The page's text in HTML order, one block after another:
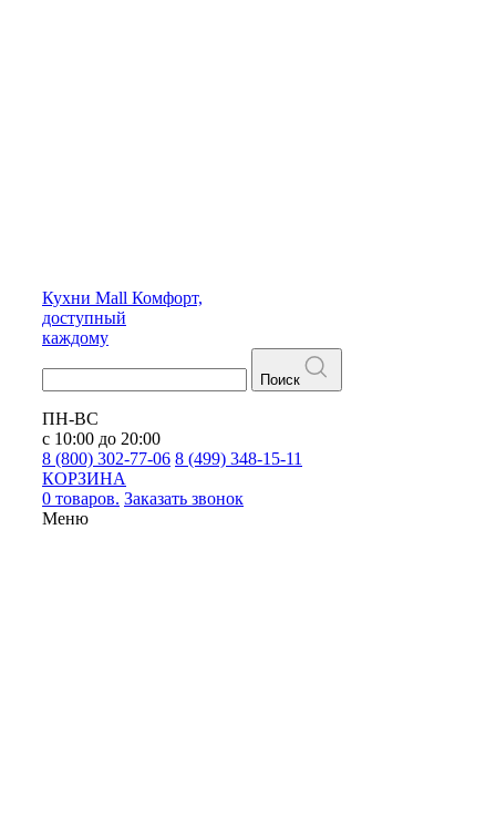
Кухни Mall Комфорт,
доступный
каждому
Поиск
ПН-ВС
с 10:00 до 20:00
8 (800) 302-77-06 8 (499) 348-15-11
КОРЗИНА
0 товаров. Заказать звонок
Меню